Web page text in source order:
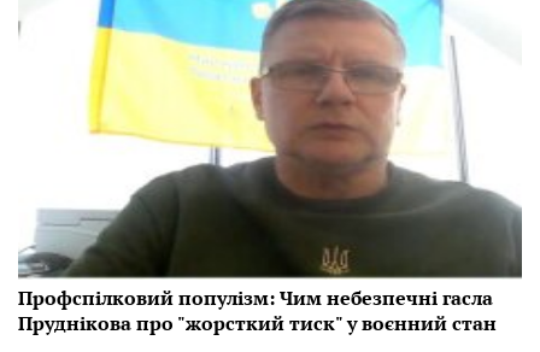
Профспілковий популізм: Чим небезпечні гасла
Пруднікова про "жорсткий тиск" у воєнний стан